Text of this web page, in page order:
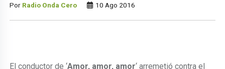
Por Radio Onda Cero 10 Ago 2016
El conductor de ‘Amor, amor, amor‘ arremetió contra el